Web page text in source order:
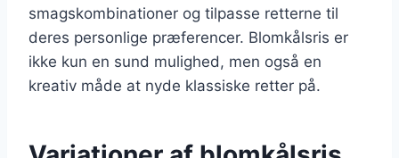
smagskombinationer og tilpasse retterne til
deres personlige præferencer. Blomkålsris er
ikke kun en sund mulighed, men også en
kreativ måde at nyde klassiske retter på.